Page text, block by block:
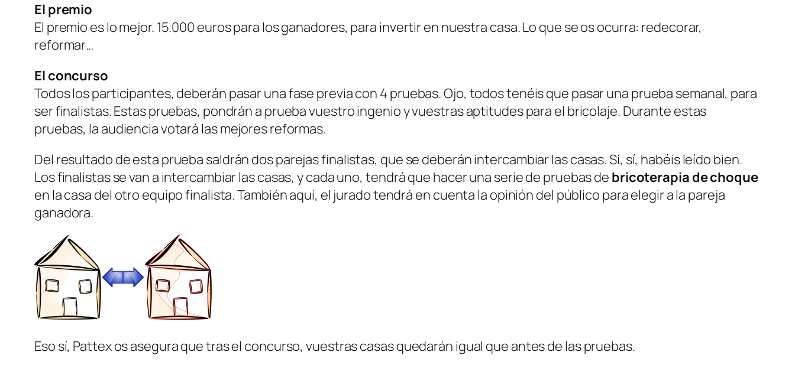
El premio
El premio es lo mejor. 15.000 euros para los ganadores, para invertir en nuestra casa. Lo que se os ocurra: redecorar,
reformar…
El concurso
Todos los participantes, deberán pasar una fase previa con 4 pruebas. Ojo, todos tenéis que pasar una prueba semanal, para
ser finalistas. Estas pruebas, pondrán a prueba vuestro ingenio y vuestras aptitudes para el bricolaje. Durante estas
pruebas, la audiencia votará las mejores reformas.
Del resultado de esta prueba saldrán dos parejas finalistas, que se deberán intercambiar las casas. Sí, sí, habéis leído bien.
Los finalistas se van a intercambiar las casas, y cada uno, tendrá que hacer una serie de pruebas de bricoterapia de choque
en la casa del otro equipo finalista. También aquí, el jurado tendrá en cuenta la opinión del público para elegir a la pareja
ganadora.
Eso sí, Pattex os asegura que tras el concurso, vuestras casas quedarán igual que antes de las pruebas.